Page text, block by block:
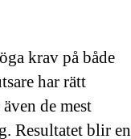
krav på både
har rätt
de mest
Resultatet blir en